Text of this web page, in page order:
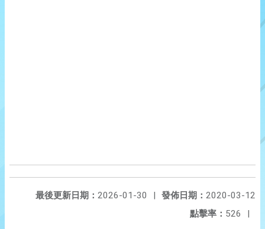
發佈日期： 2020-03-12
最後更新日期： 2026-01-30
|
點擊率： 526 |